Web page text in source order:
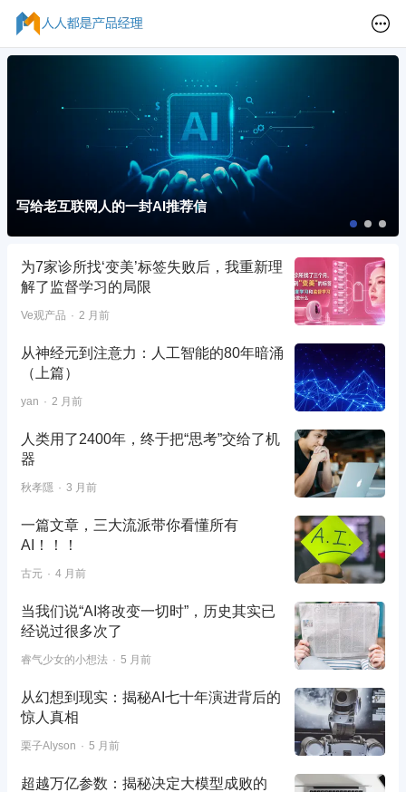
写给老互联网人的一封AI推荐信
为7家诊所找‘变美’标签失败后，我重新理
解了监督学习的局限
Ve观产品 2 月前
从神经元到注意力：人工智能的80年暗涌
（上篇）
yan 2 月前
人类用了2400年，终于把“思考”交给了机
器
秋孝隱 3 月前
一篇文章，三大流派带你看懂所有
AI！！！
古元 4 月前
当我们说“AI将改变一切时”，历史其实已
经说过很多次了
睿气少女的小想法 5 月前
从幻想到现实：揭秘AI七十年演进背后的
惊人真相
栗子Alyson 5 月前
超越万亿参数：揭秘决定大模型成败的